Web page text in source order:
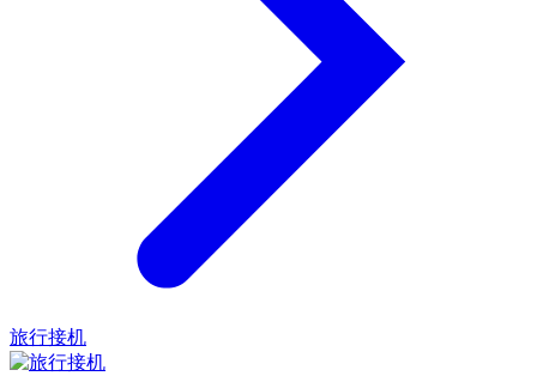
旅行接机